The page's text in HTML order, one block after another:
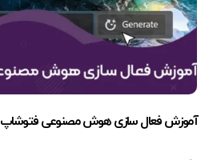
آموزش فعال سازی هوش مصنوعی فتوشاپ